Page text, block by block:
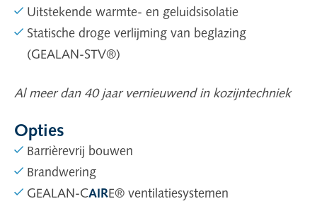
Uitstekende warmte- en geluidsisolatie
Statische droge verlijming van beglazing
(GEALAN-STV®)
Al meer dan 40 jaar vernieuwend in kozijntechniek
Opties
Barrièrevrij bouwen
Brandwering
GEALAN-CAIRE® ventilatiesystemen